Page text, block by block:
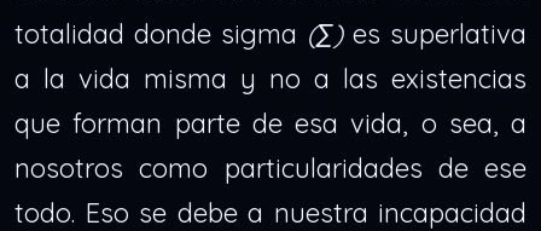
totalidad donde sigma (∑)es superlativa
a la vida misma y no a las existencias
que forman parte de esa vida, o sea, a
nosotros como particularidades de ese
todo. Eso se debe a nuestra incapacidad